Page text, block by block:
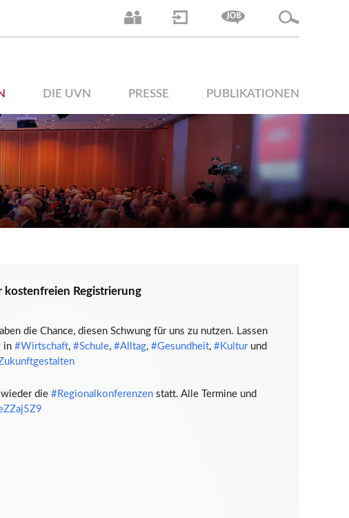
DIE UVN PRESSE PUBLIKATIONEN
kostenfreien Registrierung
die Chance, diesen Schwung für uns zu nutzen. Lassen
in #Wirtschaft, #Schule, #Alltag, #Gesundheit, #Kulturund
die #Regionalkonferenzen statt. Alle Termine und